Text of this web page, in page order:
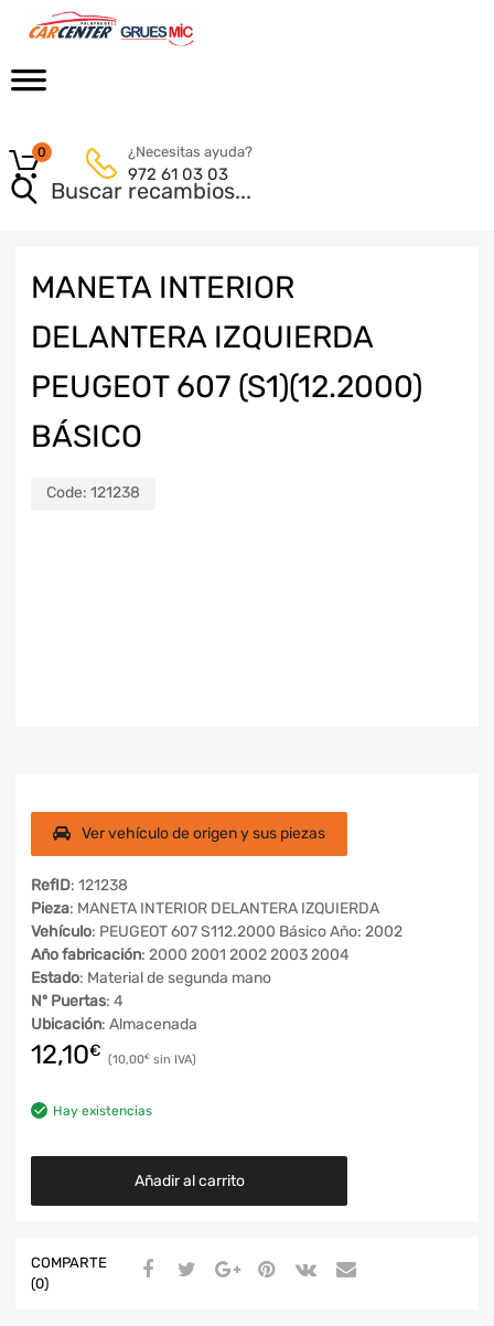
¿Necesitas ayuda?
972 61 03 03
0
MANETA INTERIOR
DELANTERA IZQUIERDA
PEUGEOT 607 (S1)(12.2000)
BÁSICO
Code: 121238
Ver vehículo de origen y sus piezas
RefID: 121238
Pieza: MANETA INTERIOR DELANTERA IZQUIERDA
Vehículo: PEUGEOT 607 S112.2000 Básico Año: 2002
Año fabricación: 2000 2001 2002 2003 2004
Estado: Material de segunda mano
Nº Puertas: 4
Ubicación: Almacenada
12,10€ 10,00€
Hay existencias
Añadir al carrito
COMPARTE
(0)